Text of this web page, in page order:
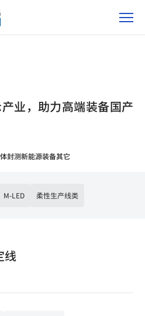
业，助力高端装备国产
封测新能源装备其它
M-LED 柔性生产线类
线